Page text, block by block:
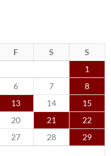
F S
S
1
6 7
8
13 14
15
20 21
22
27 28
29